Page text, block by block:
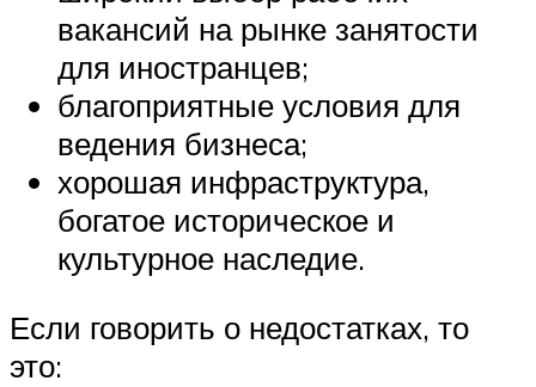
вакансий на рынке занятости
для иностранцев;
благоприятные условия для
ведения бизнеса;
хорошая инфраструктура,
богатое историческое и
культурное наследие.
Если говорить о недостатках, то
это: